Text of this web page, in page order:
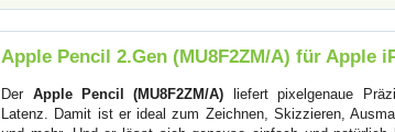
Apple Pencil 2.Gen (MU8F2ZM/A) für Apple
Der Apple Pencil (MU8F2ZM/A) liefert pixelgenaue
Latenz. Damit ist er ideal zum Zeichnen, Skizzieren,